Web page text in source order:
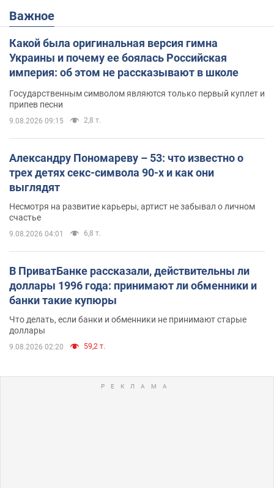
Важное
Какой была оригинальная версия гимна
Украины и почему ее боялась Российская
империя: об этом не рассказывают в школе
Государственным символом являются только первый куплет и
припев песни
9.08.2026 09:15 2,8 т.
Александру Пономареву – 53: что известно о
трех детях секс-символа 90-х и как они
выглядят
Несмотря на развитие карьеры, артист не забывал о личном
счастье
9.08.2026 04:01 6,8 т.
В ПриватБанке рассказали, действительны ли
доллары 1996 года: принимают ли обменники и
банки такие купюры
Что делать, если банки и обменники не принимают старые
доллары
9.08.2026 02:20 59,2 т.